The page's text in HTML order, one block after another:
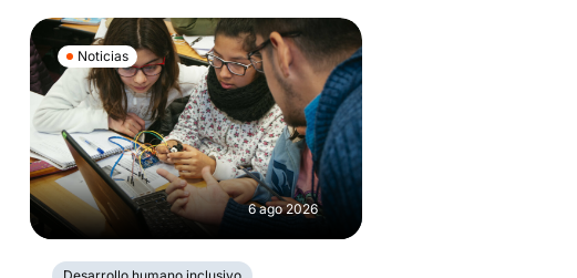
Noticias
6 ago 2026